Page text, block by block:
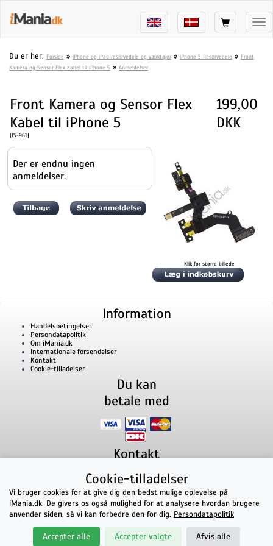
Du er her: Forside » iPhone og iPad reservedele og værktøjer » iPhone 5 Reservedele » Front
Kamera og Sensor Flex Kabel til iPhone 5 » Anmeldelser
Front Kamera og Sensor Flex
Kabel til iPhone 5
[I5-961]
199,00
DKK
Der er endnu ingen
anmeldelser.
Klik for større billede
Information
Handelsbetingelser
Persondatapolitik
Om iMania.dk
Internationale forsendelser
Kontakt
Cookie-tilladelser
Du kan
betale med
Kontakt
Lillevorde Kær 29280 Storvorde
CVR nummer: 33182805 | E-mail: kontakt@imania.dk
Telefon:+45 23618990
Topkarakter hos kunderne!
på Facebook
Cookie-tilladelser
Vi bruger cookies for at give dig den bedst mulige oplevelse på
iMania.dk. De givers os også mulighed for at analysere hvordan brugere
anvender siden, så vi kan forbedre den for dig. Persondatapolitik
Accepter alle Accepter valgte Afvis alle